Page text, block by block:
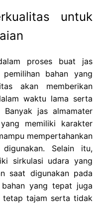
untuk
proses buat jas
bahan yang
akan memberikan
waktu lama serta
jas almamater
memiliki karakter
mempertahankan
Selain itu,
sirkulasi udara yang
saat digunakan pada
yang tepat juga
tetap tajam serta tidak